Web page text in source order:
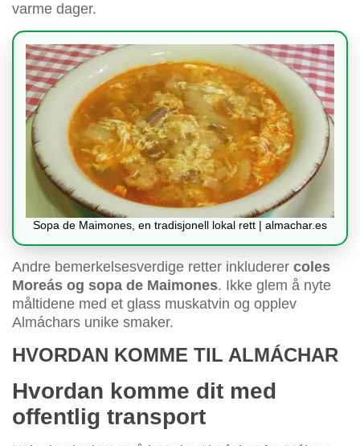
varme dager.
Sopa de Maimones, en tradisjonell lokal rett | almachar.es
Andre bemerkelsesverdige retter inkluderer coles
Moreás og sopa de Maimones. Ikke glem å nyte
måltidene med et glass muskatvin og opplev
Almáchars unike smaker.
HVORDAN KOMME TIL ALMÁCHAR
Hvordan komme dit med
offentlig transport